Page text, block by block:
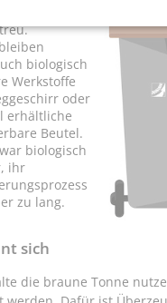
biologisch
Werkstoffe
oder
erhältliche
Beutel.
biologisch
ihr
zu lang.
sich
die braune Tonne